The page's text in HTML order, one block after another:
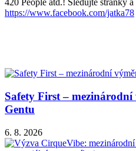
420 People atd.! Sledujte stránky
https://www.facebook.com/jatka78
Safety First –
Gentu
6. 8. 2026